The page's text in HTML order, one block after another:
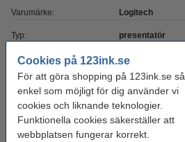
Cookies på 123ink.se
För att göra shopping på 123ink.se så
enkel som möjligt för dig använder vi
cookies och liknande teknologier.
Funktionella cookies säkerställer att
webbplatsen fungerar korrekt.
Varumärke: Logitech
Typ: presentatör
Färg: svart
Laserfärg: röd
Räckvidd: Ca 15 meter